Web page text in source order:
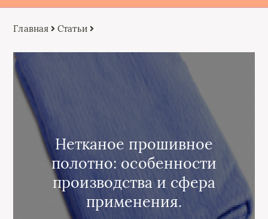
Главная Статьи
Нетканое прошивное
полотно: особенности
производства и сфера
применения.